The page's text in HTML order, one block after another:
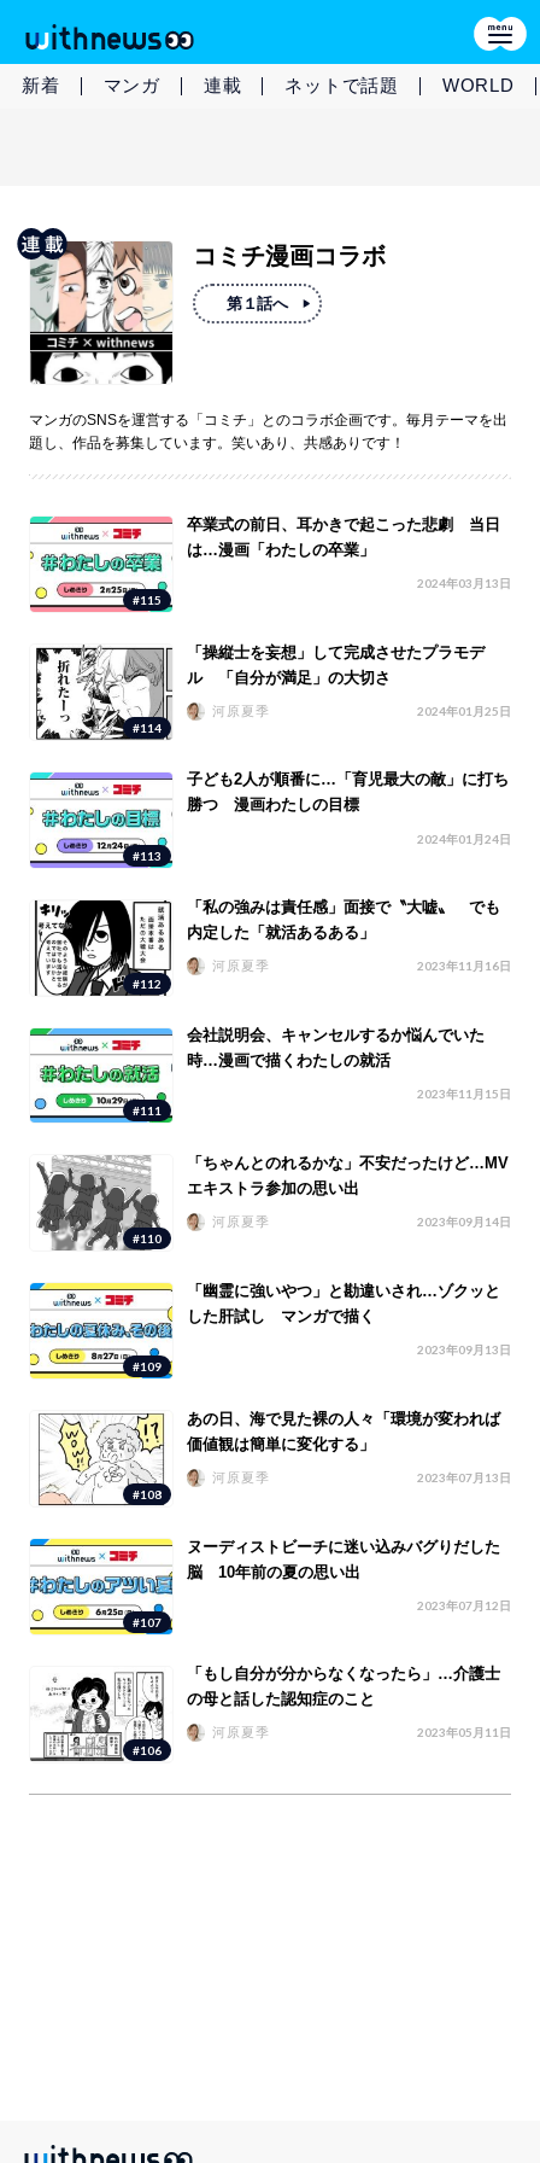
新着 マンガ 連載 ネットで話題 WORLD
コミチ漫画コラボ
第１話へ
マンガのSNSを運営する「コミチ」とのコラボ企画です。毎月テーマを出
題し、作品を募集しています。笑いあり、共感ありです！
#115
卒業式の前日、耳かきで起こった悲劇 当日
は…漫画「わたしの卒業」
2024年03月13日
#114
「操縦士を妄想」して完成させたプラモデ
ル 「自分が満足」の大切さ
河原夏季 2024年01月25日
#113
子ども2人が順番に…「育児最大の敵」に打ち
勝つ 漫画わたしの目標
2024年01月24日
#112
「私の強みは責任感」面接で〝大嘘〟 でも
内定した「就活あるある」
河原夏季 2023年11月16日
#111
会社説明会、キャンセルするか悩んでいた
時…漫画で描くわたしの就活
2023年11月15日
#110
「ちゃんとのれるかな」不安だったけど…MV
エキストラ参加の思い出
河原夏季 2023年09月14日
#109
「幽霊に強いやつ」と勘違いされ…ゾクッと
した肝試し マンガで描く
2023年09月13日
#108
あの日、海で見た裸の人々「環境が変われば
価値観は簡単に変化する」
河原夏季 2023年07月13日
#107
ヌーディストビーチに迷い込みバグりだした
脳 10年前の夏の思い出
2023年07月12日
#106
「もし自分が分からなくなったら」…介護士
の母と話した認知症のこと
河原夏季 2023年05月11日